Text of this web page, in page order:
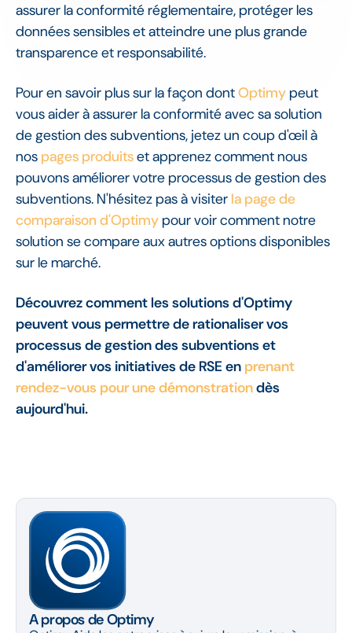
assurer la conformité réglementaire, protéger les
données sensibles et atteindre une plus grande
transparence et responsabilité.
Pour en savoir plus sur la façon dontOptimy peut
vous aider à assurer la conformité avec sa solution
de gestion des subventions, jetez un coup d'œil à
nos pages produitset apprenez comment nous
pouvons améliorer votre processus de gestion des
subventions. N'hésitez pas à visiter la page de
comparaison d'Optimy pour voir comment notre
solution se compare aux autres options disponibles
sur le marché.
Découvrez comment les solutions d'Optimy
peuvent vous permettre de rationaliser vos
processus de gestion des subventions et
d'améliorer vos initiatives de RSE en prenant
rendez-vous pour une démonstrationdès
aujourd'hui.
A propos de Optimy